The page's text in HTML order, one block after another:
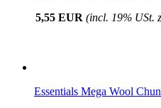
5,55 EUR (incl. 19% USt.
Essentials Mega Wool